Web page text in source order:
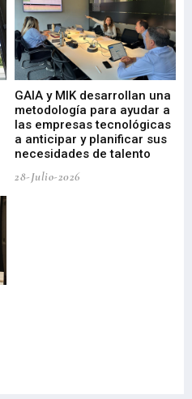
GAIA y MIK desarrollan una
metodología para ayudar a
las empresas tecnológicas
a anticipar y planificar sus
necesidades de talento
28-Julio-2026